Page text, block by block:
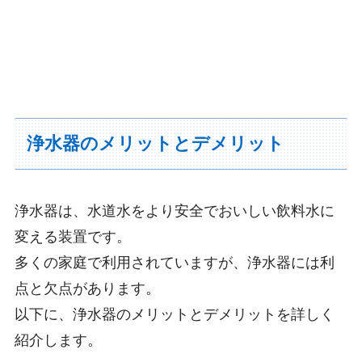
浄水器のメリットとデメリット
浄水器は、水道水をより安全でおいしい飲料水に
変える装置です。
多くの家庭で利用されていますが、浄水器には利
点と欠点があります。
以下に、浄水器のメリットとデメリットを詳しく
紹介します。